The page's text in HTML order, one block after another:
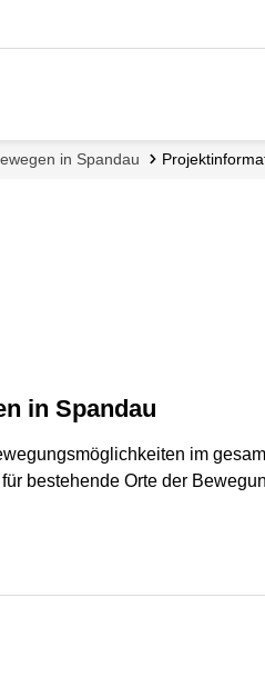
in Spandau
in Spandau
im
bestehende Orte der